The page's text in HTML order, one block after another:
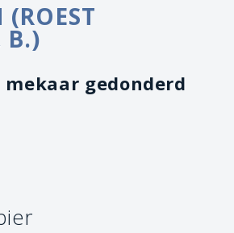
B.)
gedonderd